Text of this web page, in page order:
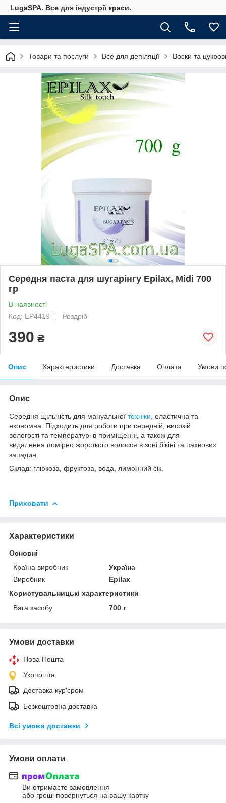
LugaSPA. Все для індустрії краси.
Товари та послуги Все для депіляції Воски та
Середня паста для шугарінгу Epilax, Midi 700
гр
В наявності
Код: EP4419
Роздріб
390 ₴
Опис Характеристики Доставка Оплата Умови
Опис
Середня щільність для мануальної техніки , еластична та
економна. Підходить для роботи при середній, високій
вологості та температурі в приміщенні, а також для
видалення помірно жорсткого волосся в зоні бікіні та пахвових
западин.
Склад: глюкоза, фруктоза, вода, лимонний сік.
Приховати
Характеристики
Основні
Країна виробник
Україна
Виробник
Epilax
Користувальницькі характеристики
Вага засобу
700 г
Умови доставки
Нова Пошта
Укрпошта
Доставка кур'єром
Безкоштовна доставка
Всі умови доставки
Умови оплати
Ви отримаєте замовлення
або гроші повернуться на вашу картку